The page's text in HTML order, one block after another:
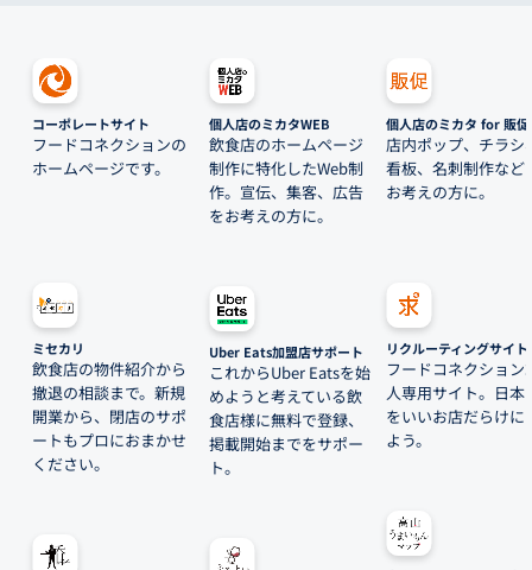
コーポレートサイト
フードコネクションの
ホームページです。
ミセカリ
飲食店の物件紹介から
撤退の相談まで。新規
開業から、閉店のサポ
ートもプロにおまかせ
ください。
個人店のミカタWEB
飲食店のホームページ
制作に特化したWeb制
作。宣伝、集客、広告
をお考えの方に。
Uber Eats加盟店サポート
これからUber Eatsを始
めようと考えている飲
食店様に無料で登録、
掲載開始までをサポー
ト。
個人店のミカタ for 販促
店内ポップ、チラシ
看板、名刺制作など
お考えの方に。
リクルーティングサイト
フードコネクション
人専用サイト。日本
をいいお店だらけに
よう。